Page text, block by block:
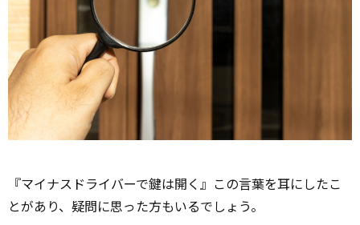
『マイナスドライバーで鍵は開く』この言葉を耳にしたこ
とがあり、疑問に思った方もいるでしょう。